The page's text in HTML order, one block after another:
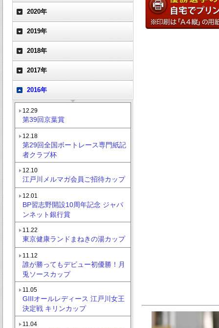
2020年
2019年
2018年
2017年
2016年
12.29
第39回京葉賞
12.18
第29回全国ボートレース専門紙記
者クラブ杯
12.10
江戸川メルマガ会員ご招待カップ
12.01
BP習志野開設10周年記念 ジャパ
ンネット銀行賞
11.22
東京健康ランドまねきの湯カップ
11.12
誰が勝ってもデビュー初優勝！月
兎ソースカップ
11.05
GIIIオールレディース 江戸川女王
決定戦 キリンカップ
11.04